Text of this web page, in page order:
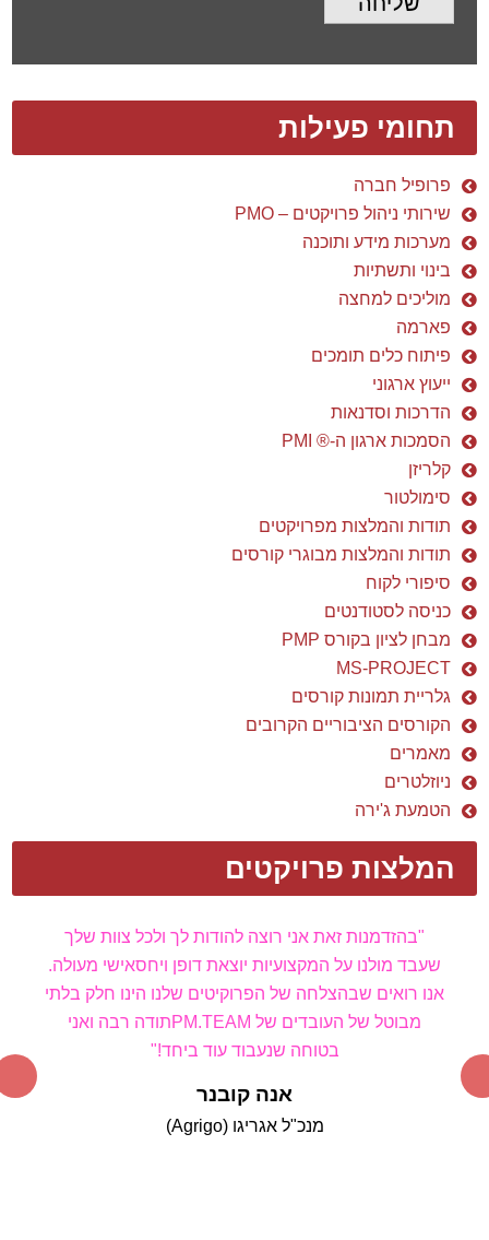
תחומי פעילות
פרופיל חברה
שירותי ניהול פרויקטים – PMO
מערכות מידע ותוכנה
בינוי ותשתיות
מוליכים למחצה
פארמה
פיתוח כלים תומכים
ייעוץ ארגוני
הדרכות וסדנאות
הסמכות ארגון ה-® PMI
קלריזן
סימולטור
תודות והמלצות מפרויקטים
תודות והמלצות מבוגרי קורסים
סיפורי לקוח
כניסה לסטודנטים
מבחן לציון בקורס PMP
MS-PROJECT
גלריית תמונות קורסים
הקורסים הציבוריים הקרובים
מאמרים
ניוזלטרים
הטמעת ג'ירה
המלצות פרויקטים
"בהזדמנות זאת אני רוצה להודות לך ולכל צוות שלך
שעבד מולנו על המקצועיות יוצאת דופן ויחסאישי מעולה.
אנו רואים שבהצלחה של הפרוקיטים שלנו הינו חלק בלתי
מבוטל של העובדים של PM .TEAM
תודה רבה ואני
בטוחה שנעבוד עוד ביחד!"
אנה קובנר
מנכ"ל אגריגו (Agrigo)